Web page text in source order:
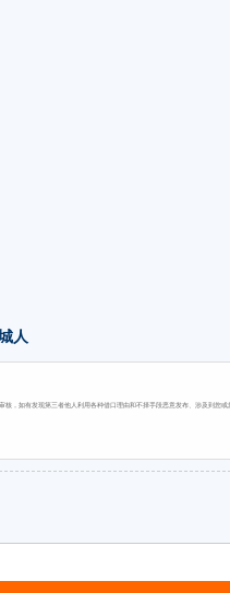
人
核，如有发现第三者他人利用各种借口理由和不择手段恶意发布、涉及到